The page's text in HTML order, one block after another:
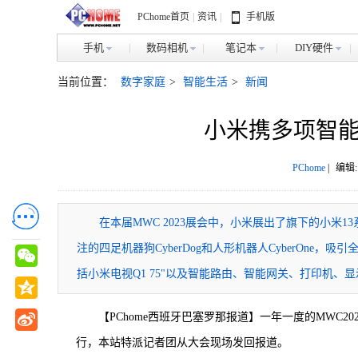
PChome首页 资讯 手机版
手机 数码相机 笔记本 DIY硬件
当前位置： 数字家庭 > 智能生活 > 新闻
小米携多项智
PChome| 编辑
在本届MWC 2023展会中，小米展出了旗下的小米
注的四足机器狗CyberDog和人形机器人CyberOne，吸
括小米电视Q1 75"以及智能路由、智能网关、打印机、
【PChome西班牙巴塞罗那报道】一年一度的
行，本站特派记者团从大会现场发回报道。